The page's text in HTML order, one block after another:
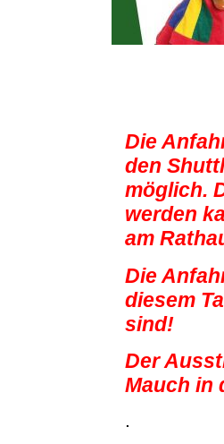
Die
den
möglich.
werden
am
Die
diesem
sind!
Der
Mauch in
.